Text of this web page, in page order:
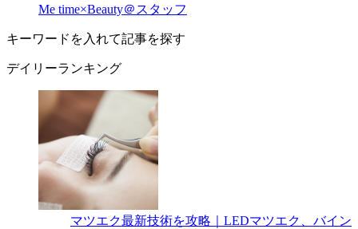
Me time×Beauty＠スタッフ
キーワードを入れて記事を探す
デイリーランキング
マツエク最新技術を攻略｜LEDマツエク、バイン